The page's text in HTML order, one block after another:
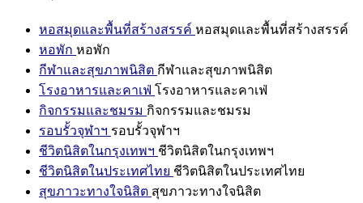
หอสมุดและพื้นที่สร้างสรรค์ หอสมุดและพื้นที่สร้างสรรค์
หอพัก หอพัก
กีฬาและสุขภาพนิสิต กีฬาและสุขภาพนิสิต
โรงอาหารและคาเฟ่ โรงอาหารและคาเฟ่
กิจกรรมและชมรม กิจกรรมและชมรม
รอบรั้วจุฬาฯ รอบรั้วจุฬาฯ
ชีวิตนิสิตในกรุงเทพฯ ชีวิตนิสิตในกรุงเทพฯ
ชีวิตนิสิตในประเทศไทย ชีวิตนิสิตในประเทศไทย
สุขภาวะทางใจนิสิต สุขภาวะทางใจนิสิต